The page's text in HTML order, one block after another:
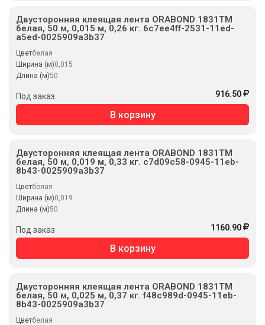
Двусторонняя клеящая лента ORABOND 1831ТМ
белая, 50 м, 0,015 м, 0,26 кг. 6c7ee4ff-2531-11ed-
a5ed-0025909a3b37
Цветбелая
Ширина (м)0,015
Длина (м)50
Под заказ 916.50
В корзину
Двусторонняя клеящая лента ORABOND 1831ТМ
белая, 50 м, 0,019 м, 0,33 кг. c7d09c58-0945-11eb-
8b43-0025909a3b37
Цветбелая
Ширина (м)0,019
Длина (м)50
Под заказ 1160.90
В корзину
Двусторонняя клеящая лента ORABOND 1831ТМ
белая, 50 м, 0,025 м, 0,37 кг. f48c989d-0945-11eb-
8b43-0025909a3b37
Цветбелая